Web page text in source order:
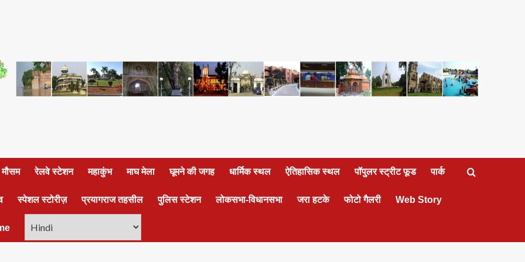
रेलवे स्टेशन महाकुंभ माघ मेला घूमने की जगह धार्मिक स्थल ऐतिहासिक स्थल पॉपुलर स्ट्रीट फूड पार्क
स्पेशल स्टोरीज़ प्रयागराज तहसील पुलिस स्टेशन लोकसभा-विधानसभा जरा हटके फोटो गैलरी Web Story